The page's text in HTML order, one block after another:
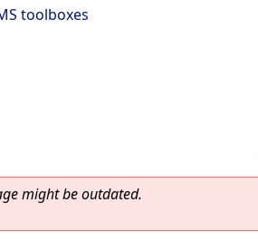
toolboxes
might be outdated.